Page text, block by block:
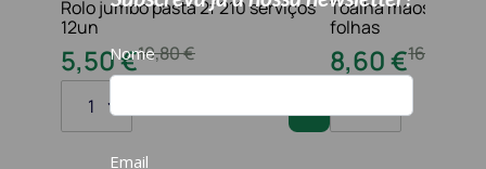
Rolo jumbo pasta 2f 210 serviços
12un
10,80€
5,50€
1
Toalha maos 2f
folhas
16
8,60€